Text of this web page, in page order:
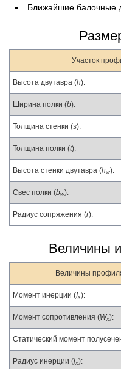
Ближайшие балочные
Участок
Высота двутавра (h):
Ширина полки (b):
Толщина стенки (s):
Толщина полки (t):
Высота стенки двутавра (hw):
Свес полки (bw):
Радиус сопряжения (r):
Величины
Величины
Момент инерции (Ix):
Момент сопротивления (Wx):
Статический момент
Радиус инерции (ix):